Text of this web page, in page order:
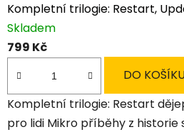
Kompletní trilogie: Restart,
Skladem
799 Kč
DO
Kompletní trilogie: Restart
pro lidi Mikro příběhy z